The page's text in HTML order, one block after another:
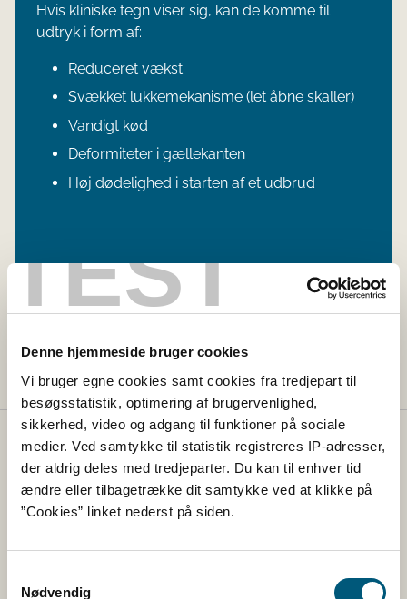
TEST
Denne hjemmeside bruger cookies
Vi bruger egne cookies samt cookies fra tredjepart til
besøgsstatistik, optimering af brugervenlighed,
sikkerhed, video og adgang til funktioner på sociale
medier. Ved samtykke til statistik registreres IP-adresser,
der aldrig deles med tredjeparter. Du kan til enhver tid
ændre eller tilbagetrække dit samtykke ved at klikke på
”Cookies” linket nederst på siden.
Nødvendig
Hvis kliniske ​tegn viser sig, kan de komme til
udtryk i form af:
Reduceret vækst
Svækket lukkemekanisme (let åbne skaller)
Vandigt kød
Deformiteter i gællekanten
Høj dødelighed i starten af et udbrud​​
Lovstof
Lovstof for dyresygdomme
Fødevarestyrelsen
Fødevarestyrelsen tager sig af regler på veterinær- og
fødevareområdet og sikrer, at reglerne bliver overholdt